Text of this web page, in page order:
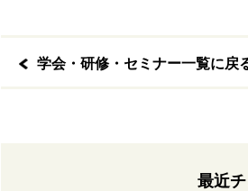
学会・研修・セミナー一覧に戻
最近